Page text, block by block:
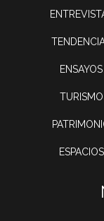
ENSAYOS
TURISMO
ESPACIOS